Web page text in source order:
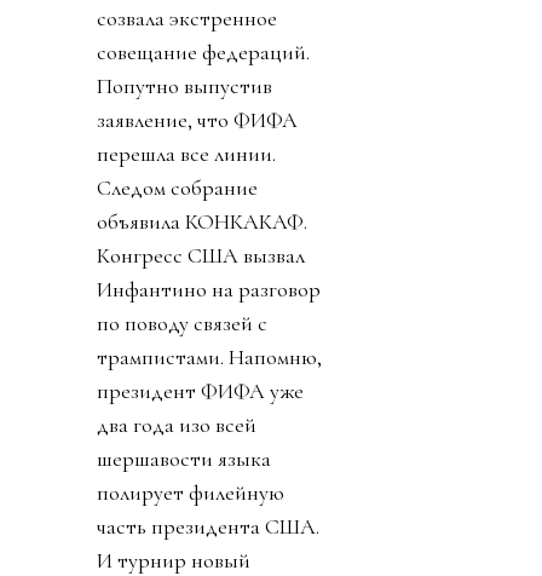
созвала экстренное
совещание федераций.
Попутно выпустив
заявление, что ФИФА
перешла все линии.
Следом собрание
объявила КОНКАКАФ.
Конгресс США вызвал
Инфантино на разговор
по поводу связей с
трампистами. Напомню,
президент ФИФА уже
два года изо всей
шершавости языка
полирует филейную
часть президента США.
И турнир новый